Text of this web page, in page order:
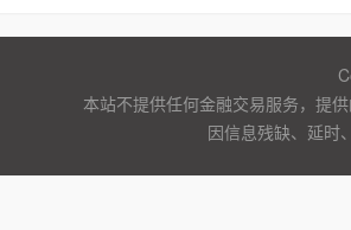
本站不提供任何金融交易服务，提
因信息残缺、延时